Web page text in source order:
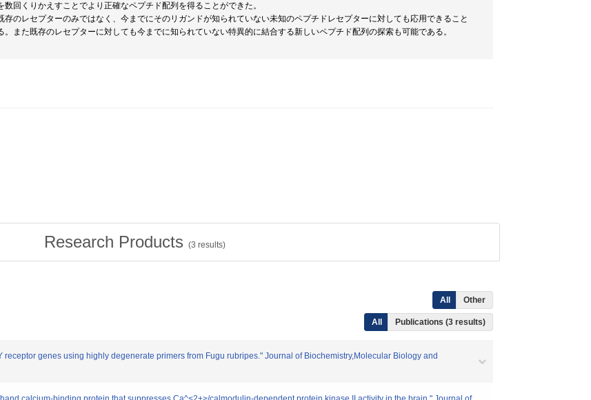
数回くりかえすことでより正確なペプチド配列を得ることができた。
存のレセプターのみではなく、今までにそのリガンドが知られていない未知のペプチドレセプターに対しても応用できること
。また既存のレセプターに対しても今までに知られていない特異的に結合する新しいペプチド配列の探索も可能である。
Research Products (3 results)
All Other
All Publications (3 results)
genes using highly degenerate primers from Fugu rubripes." Journal of Biochemistry,Molecular Biology and